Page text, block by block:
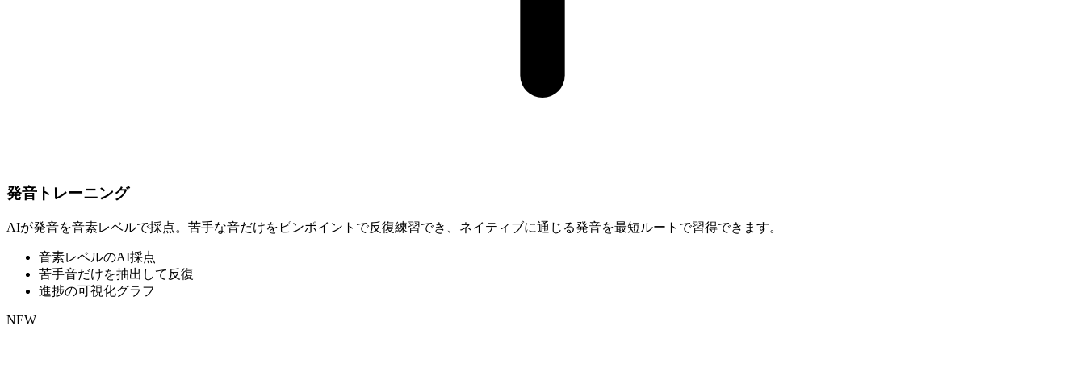
発音トレーニング
AIが発音を音素レベルで採点。苦手な音だけをピンポイントで反復練習でき、ネイティブに通じる発音を最短ルートで習得できます。
音素レベルのAI採点
苦手音だけを抽出して反復
進捗の可視化グラフ
NEW